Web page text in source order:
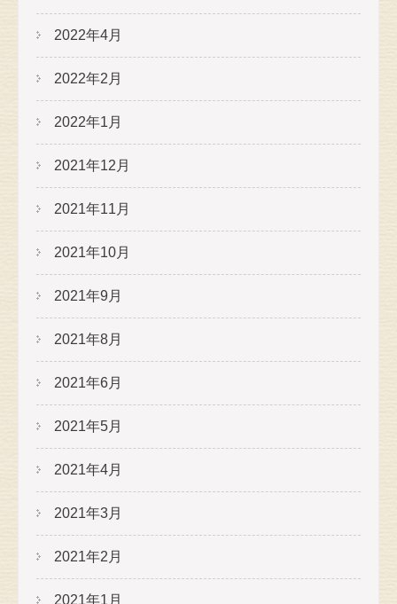
2022年4月
2022年2月
2022年1月
2021年12月
2021年11月
2021年10月
2021年9月
2021年8月
2021年6月
2021年5月
2021年4月
2021年3月
2021年2月
2021年1月